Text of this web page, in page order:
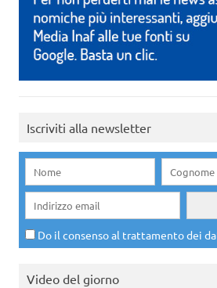
Iscriviti alla newsletter
Do il consenso al trattamento dei
Video del giorno